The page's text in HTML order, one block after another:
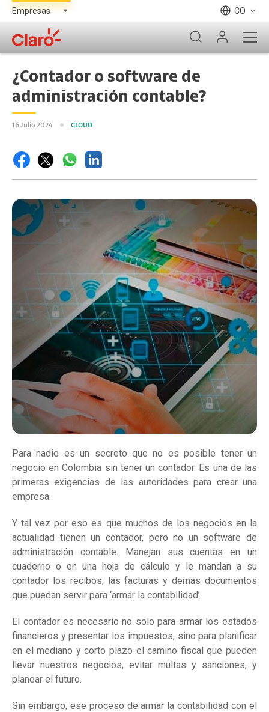
CO
¿Contador o software de
administración contable?
16 Julio 2024 CLOUD
Para nadie es un secreto que no es posible tener un
negocio en Colombia sin tener un contador. Es una de las
primeras exigencias de las autoridades para crear una
empresa.
Y tal vez por eso es que muchos de los negocios en la
actualidad tienen un contador, pero no un software de
administración contable. Manejan sus cuentas en un
cuaderno o en una hoja de cálculo y le mandan a su
contador los recibos, las facturas y demás documentos
que puedan servir para ‘armar la contabilidad’.
El contador es necesario no solo para armar los estados
financieros y presentar los impuestos, sino para planificar
en el mediano y corto plazo el camino fiscal que pueden
llevar nuestros negocios, evitar multas y sanciones, y
planear el futuro.
Sin embargo, ese proceso de armar la contabilidad con el